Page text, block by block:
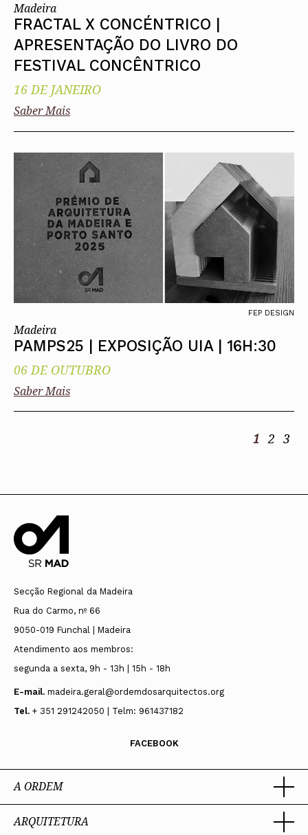
Madeira
FRACTAL X CONCÉNTRICO |
APRESENTAÇÃO DO LIVRO DO
FESTIVAL CONCÊNTRICO
16 DE JANEIRO
Saber Mais
FEP DESIGN
Madeira
PAMPS25 | EXPOSIÇÃO UIA | 16H:30
06 DE OUTUBRO
Saber Mais
1 2 3
Secção Regional da Madeira
Rua do Carmo, nº 66
9050-019 Funchal | Madeira
Atendimento aos membros:
segunda a sexta, 9h - 13h | 15h - 18h
E-mail. madeira.geral@ordemdosarquitectos.org
Tel. + 351 291242050 | Telm: 961437182
FACEBOOK
A ORDEM
Ordem dos Arquitectos
ARQUITETURA